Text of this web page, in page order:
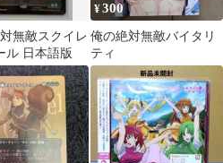
無敵スクイレ
ル 日本語版
¥300
俺の絶対無敵バイタリ
ティ